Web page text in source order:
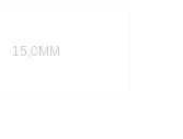
15,0MM